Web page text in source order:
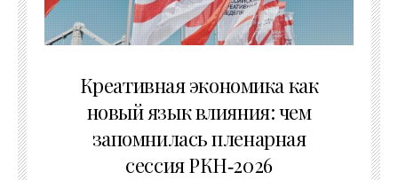
Креативная экономика как
новый язык влияния: чем
запомнилась пленарная
сессия РКН‑2026